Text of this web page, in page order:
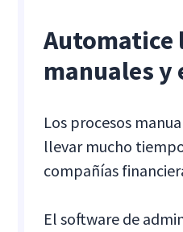
Automatice
manuales y
Los procesos
llevar mucho
compañías
El software de